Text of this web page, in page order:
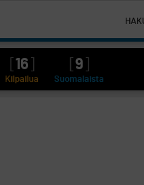
16 9
Kilpailua Suomalaista